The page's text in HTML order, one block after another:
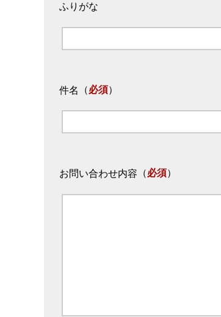
ふりがな
件名 （必須）
お問い合わせ内容 （必須）